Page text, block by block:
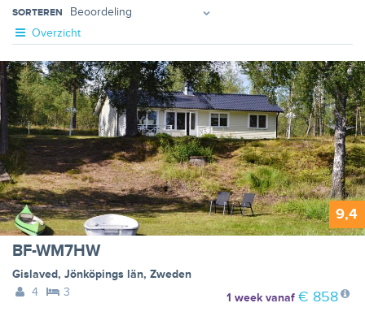
SORTEREN
Overzicht
9,4
BF-WM7HW
Gislaved, Jönköpings län, Zweden
4
3 1 weekvanaf € 858